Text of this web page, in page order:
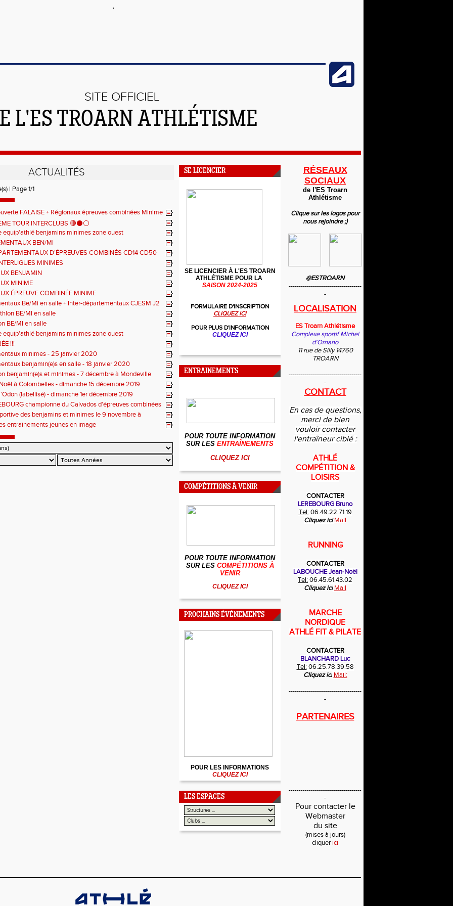
SITE OFFICIEL
L'ES TROARN ATHLÉTISME
ACTUALITÉS
| Page 1/1
FALAISE + Régionaux épreuves combinées Minime
TOUR INTERCLUBS 🔴⚫️⚪️
equip'athlé benjamins minimes zone ouest
BEN/MI
D’ÉPREUVES COMBINÉS CD14 CD50
MINIMES
BENJAMIN
MINIME
ÉPREUVE COMBINÉE MINIME
Be/Mi en salle + Inter-départementaux CJESM J2
BE/MI en salle
BE/MI en salle
equip'athlé benjamins minimes zone ouest
!!!
minimes - 25 janvier 2020
benjamin(e)s en salle - 18 janvier 2020
benjamin(e)s et minimes - 7 décembre à Mondeville
à Colombelles - dimanche 15 décembre 2019
(labellisé) - dimanche 1er décembre 2019
championne du Calvados d'épreuves combinées
des benjamins et minimes le 9 novembre à
entrainements jeunes en image
SE LICENCIER
SE LICENCIER À L'ES TROARN
ATHLÉTISME POUR LA
SAISON 2024-2025
FORMULAIRE D'INSCRIPTION
CLIQUEZ ICI
POUR PLUS D'INFORMATION
CLIQUEZ ICI
ENTRAINEMENTS
POUR TOUTE INFORMATION
SUR LES ENTRAÎNEMENTS
CLIQUEZ ICI
COMPÉTITIONS À VENIR
POUR TOUTE INFORMATION
SUR LES COMPÉTITIONS À
VENIR
CLIQUEZ ICI
PROCHAINS ÉVÉNEMENTS
POUR LES INFORMATIONS
CLIQUEZ ICI
LES ESPACES
RÉSEAUX
SOCIAUX
de l'ES Troarn
Athlétisme
Clique sur les logos pour
nous rejoindre ;)
@ESTROARN
------------------------------------
-
LOCALISATION
ES Troarn Athlétisme
Complexe sportif Michel
d'Ornano
11 rue de Silly 14760
TROARN
------------------------------------
-
CONTACT
En cas de questions,
merci de bien
vouloir contacter
l'entraîneur ciblé :
ATHLÉ
COMPÉTITION &
LOISIRS
CONTACTER
LEREBOURG Bruno
Tel: 06.49.22.71.19
Cliquez ici Mail
RUNNING
CONTACTER
LABOUCHE Jean-Noël
Tel: 06.45.61.43.02
Cliquez ici Mail
MARCHE
NORDIQUE
ATHLÉ FIT & PILATE
CONTACTER
BLANCHARD Luc
Tel: 06.25.78.39.58
Cliquez ici Mail:
------------------------------------
-
PARTENAIRES
------------------------------------
-
Pour contacter le
Webmaster
du site
(mises à jours)
cliquer ici